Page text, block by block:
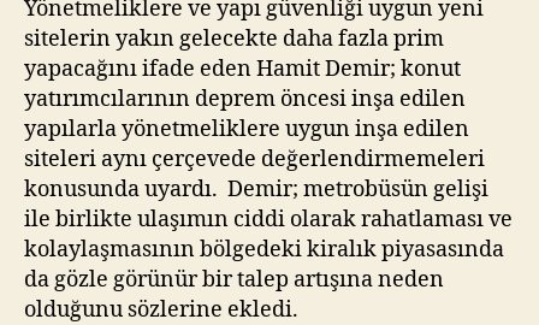
Yönetmeliklere ve yapı güvenliği uygun yeni
sitelerin yakın gelecekte daha fazla prim
yapacağını ifade eden Hamit Demir; konut
yatırımcılarının deprem öncesi inşa edilen
yapılarla yönetmeliklere uygun inşa edilen
siteleri aynı çerçevede değerlendirmemeleri
konusunda uyardı. Demir; metrobüsün gelişi
ile birlikte ulaşımın ciddi olarak rahatlaması ve
kolaylaşmasının bölgedeki kiralık piyasasında
da gözle görünür bir talep artışına neden
olduğunu sözlerine ekledi.